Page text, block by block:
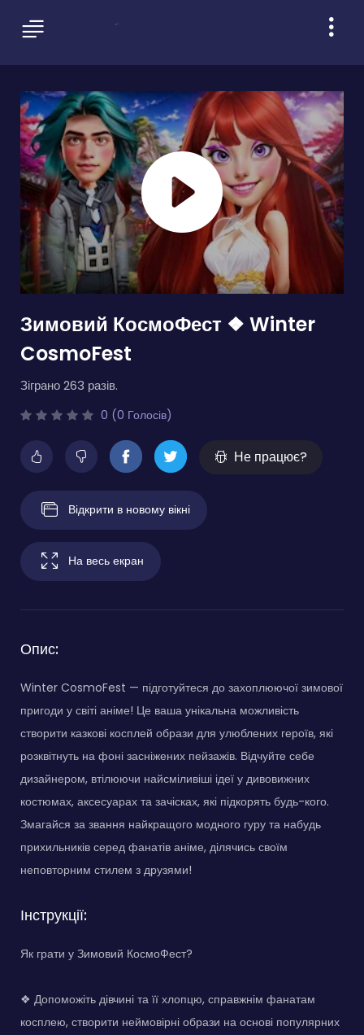
Зимовий КосмоФест ❖ Winter
CosmoFest
Зіграно 263 разів.
0 (0 Голосів)
Не працює?
Відкрити в новому вікні
На весь екран
Опис:
Winter CosmoFest — підготуйтеся до захоплюючої зимової
пригоди у світі аніме! Це ваша унікальна можливість
створити казкові косплей образи для улюблених героїв, які
розквітнуть на фоні засніжених пейзажів. Відчуйте себе
дизайнером, втілюючи найсміливіші ідеї у дивовижних
костюмах, аксесуарах та зачісках, які підкорять будь-кого.
Змагайся за звання найкращого модного гуру та набудь
прихильників серед фанатів аніме, ділячись своїм
неповторним стилем з друзями!
Інструкції:
Як грати у Зимовий КосмоФест?
❖ Допоможіть дівчині та її хлопцю, справжнім фанатам
косплею, створити неймовірні образи на основі популярних